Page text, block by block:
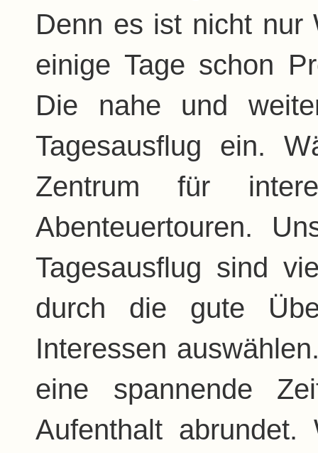
Denn es ist nicht nur
einige Tage schon
Die nahe und
Tagesausflug ein.
Zentrum für
Abenteuertouren.
Tagesausflug sind
durch die gute
Interessen
eine spannende
Aufenthalt